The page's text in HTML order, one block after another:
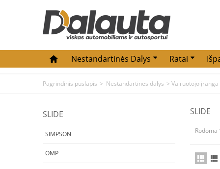
Nestandartinės Dalys Ratai
Pagrindinis puslapis > Nestandartinės dalys > Vairuotojo įranga
SLIDE
SIMPSON
OMP
SLIDE
Rodoma